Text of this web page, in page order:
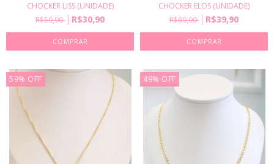
CHOCKER LISS (UNIDADE)
R$59,90
R$30,90
CHOCKER ELOS (UNIDADE)
R$89,90
R$39,90
59% OFF 49% OFF